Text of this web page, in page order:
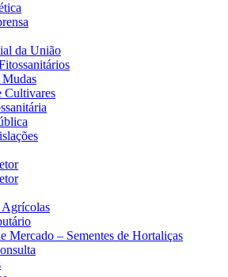
da União
Mudas
Cultivares
Mercado – Sementes de Hortaliças